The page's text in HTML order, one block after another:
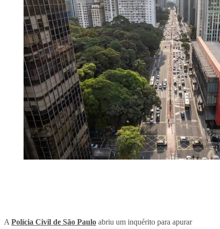
A Polícia Civil de São Paulo abriu um inquérito para apurar